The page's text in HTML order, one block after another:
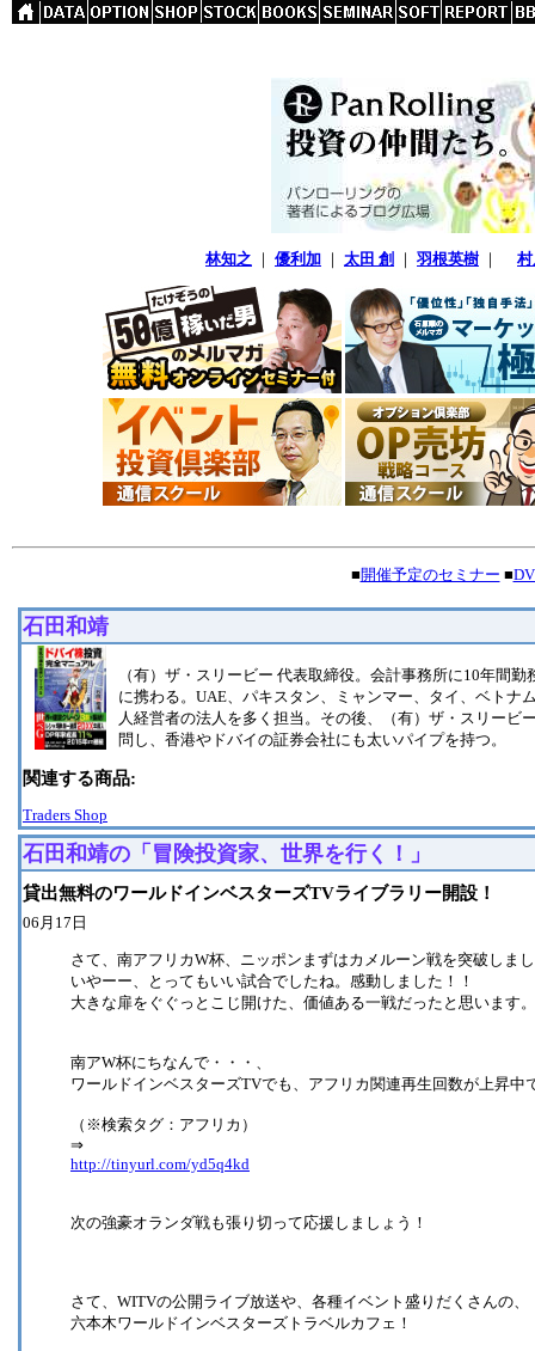
林知之 ｜ 優利加 ｜ 太田 創 ｜ 羽根英樹 ｜
■開催予定のセミナー ■
石田和靖
（有）ザ・スリービー 代表取締役。会計事務所に10年間
に携わる。UAE、パキスタン、ミャンマー、タイ、ベトナ
人経営者の法人を多く担当。その後、（有）ザ・スリービ
問し、香港やドバイの証券会社にも太いパイプを持つ。
関連する商品:
Traders Shop
石田和靖の「冒険投資家、世界を行く！」
貸出無料のワールドインベスターズTVライブラリー開設！
06月17日
さて、南アフリカW杯、ニッポンまずはカメルーン戦を突破しま
いやーー、とってもいい試合でしたね。感動しました！！
大きな扉をぐぐっとこじ開けた、価値ある一戦だったと思います。
南アW杯にちなんで・・・、
ワールドインベスターズTVでも、アフリカ関連再生回数が上昇中
（※検索タグ：アフリカ）
⇒
http://tinyurl.com/yd5q4kd
次の強豪オランダ戦も張り切って応援しましょう！
さて、WITVの公開ライブ放送や、各種イベント盛りだくさんの、
六本木ワールドインベスターズトラベルカフェ！